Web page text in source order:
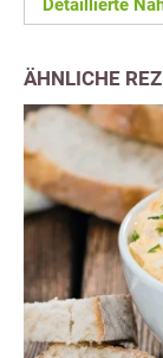
Detaillierte
ÄHNLICHE